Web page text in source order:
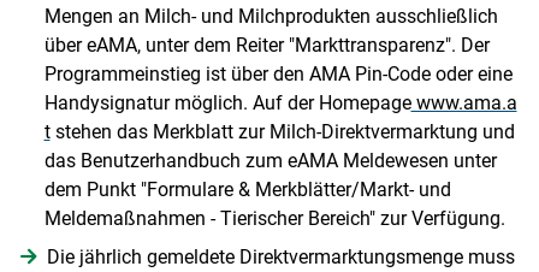
Mengen an Milch- und Milchprodukten ausschließlich
über eAMA, unter dem Reiter "Markttransparenz". Der
Programmeinstieg ist über den AMA Pin-Code oder eine
Handysignatur möglich. Auf der Homepagewww.ama.a
tstehen das Merkblatt zur Milch-Direktvermarktung und
das Benutzerhandbuch zum eAMA Meldewesen unter
dem Punkt "Formulare & Merkblätter/​Markt- und
Meldemaßnahmen - Tierischer Bereich" zur Verfügung.
Die jährlich gemeldete Direktvermarktungsmenge muss